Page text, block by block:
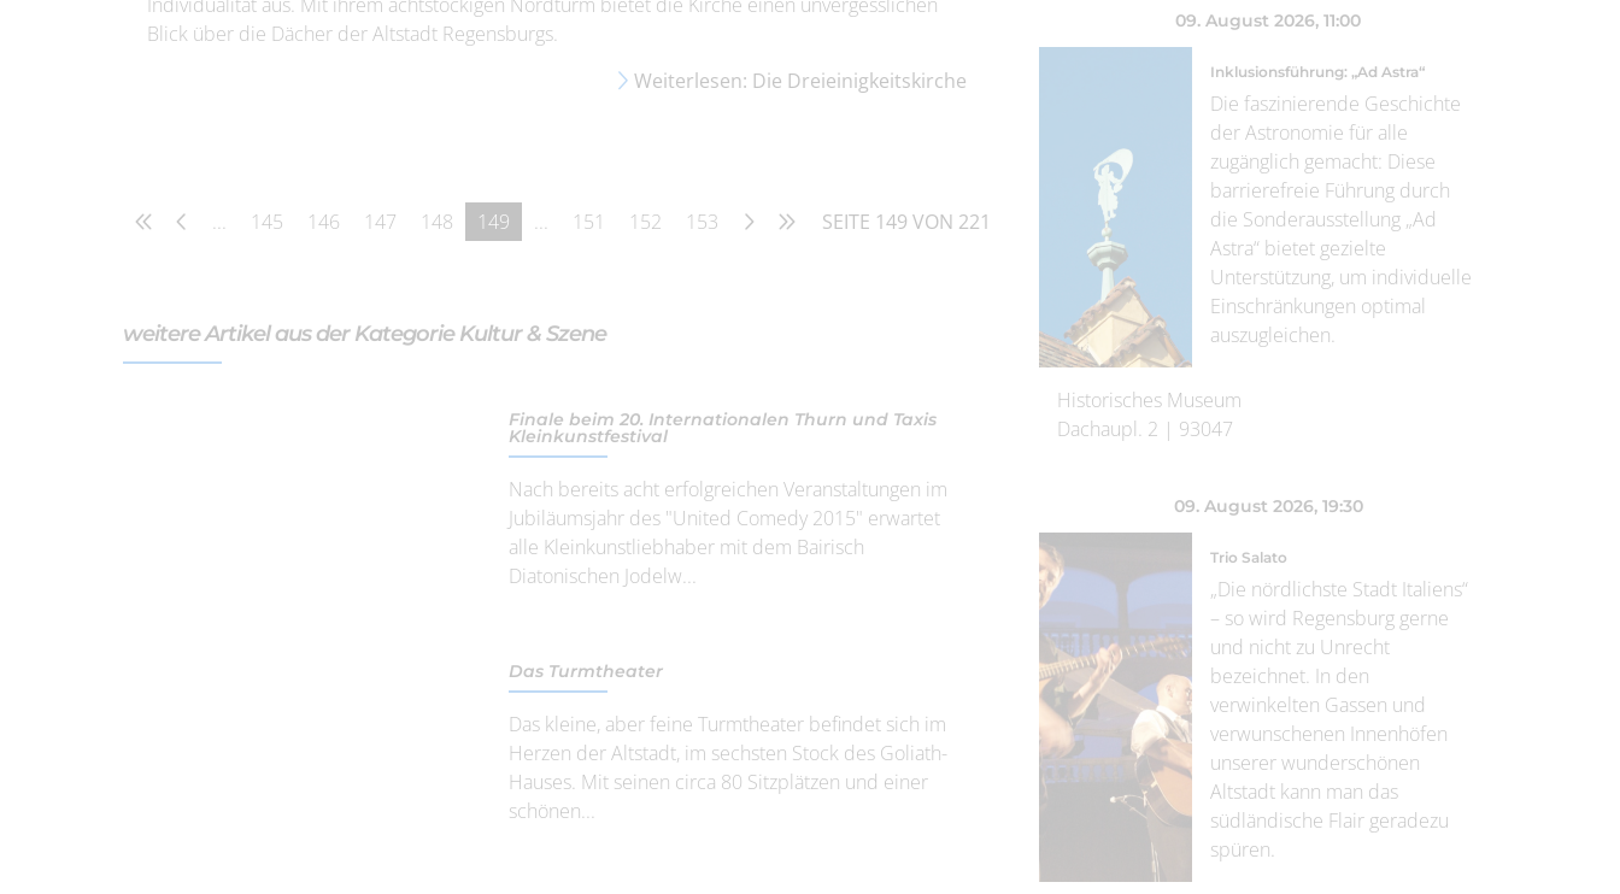
Blick über die Dächer der Altstadt Regensburgs.
Weiterlesen: Die Dreieinigkeitskirche
SEITE 149 VON 221
... 145 146 147 148 149 ... 151 152 153
weitere Artikel aus der Kategorie Kultur & Szene
Finale beim 20. Internationalen Thurn und Taxis
Kleinkunstfestival
Nach bereits acht erfolgreichen Veranstaltungen im
Jubiläumsjahr des "United Comedy 2015" erwartet
alle Kleinkunstliebhaber mit dem Bairisch
Diatonischen Jodelw...
Das Turmtheater
Das kleine, aber feine Turmtheater befindet sich im
Herzen der Altstadt, im sechsten Stock des Goliath-
Hauses. Mit seinen circa 80 Sitzplätzen und einer
schönen...
09. August 2026, 11:00
Inklusionsführung: „Ad Astra“
Die faszinierende Geschichte
der Astronomie für alle
zugänglich gemacht: Diese
barrierefreie Führung durch
die Sonderausstellung „Ad
Astra“ bietet gezielte
Unterstützung, um individuelle
Einschränkungen optimal
auszugleichen.
Historisches Museum
Dachaupl. 2 | 93047
09. August 2026, 19:30
Trio Salato
„Die nördlichste Stadt Italiens“
– so wird Regensburg gerne
und nicht zu Unrecht
bezeichnet. In den
verwinkelten Gassen und
verwunschenen Innenhöfen
unserer wunderschönen
Altstadt kann man das
südländische Flair geradezu
spüren.